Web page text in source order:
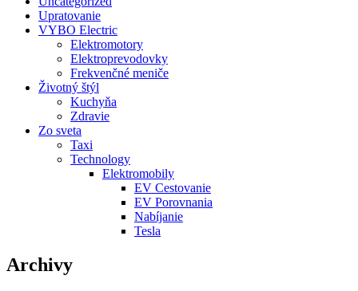
Upratovanie
VYBO Electric
Elektromotory
Elektroprevodovky
Frekvenčné meniče
Životný štýl
Kuchyňa
Zdravie
Zo sveta
Taxi
Technology
Elektromobily
EV Cestovanie
EV Porovnania
Nabíjanie
Tesla
Archivy